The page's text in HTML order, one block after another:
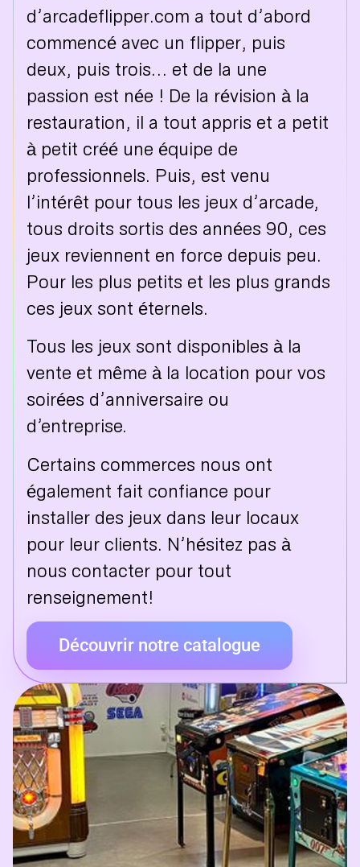
d’arcadeflipper.com a tout d’abord
commencé avec un flipper, puis
deux, puis trois… et de la une
passion est née ! De la révision à la
restauration, il a tout appris et a petit
à petit créé une équipe de
professionnels. Puis, est venu
l’intérêt pour tous les jeux d’arcade,
tous droits sortis des années 90, ces
jeux reviennent en force depuis peu.
Pour les plus petits et les plus grands
ces jeux sont éternels.
Tous les jeux sont disponibles à la
vente et même à la location pour vos
soirées d’anniversaire ou
d’entreprise.
Certains commerces nous ont
également fait confiance pour
installer des jeux dans leur locaux
pour leur clients. N’hésitez pas à
nous contacter pour tout
renseignement!
Découvrir notre catalogue